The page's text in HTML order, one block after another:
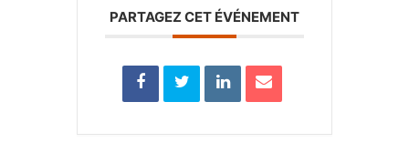
PARTAGEZ CET ÉVÉNEMENT